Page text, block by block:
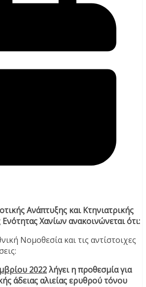
Ανάπτυξης και Κτηνιατρικής
Χανίων ανακοινώνεται ότι:
Νομοθεσία και τις αντίστοιχες
2022λήγει η προθεσμία για
άδειας αλιείας ερυθρού τόνου